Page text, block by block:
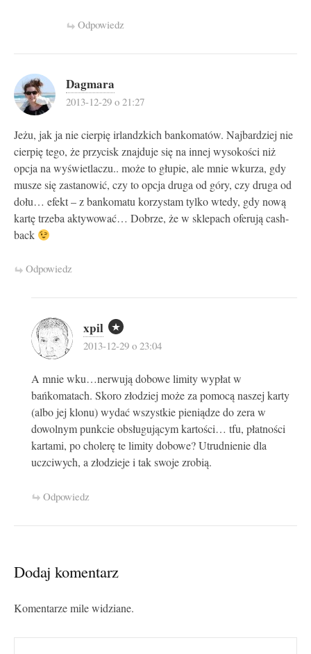
Odpowiedz
Dagmara
2013-12-29 o 21:27
Jeżu, jak ja nie cierpię irlandzkich bankomatów. Najbardziej nie
cierpię tego, że przycisk znajduje się na innej wysokości niż
opcja na wyświetlaczu.. może to głupie, ale mnie wkurza, gdy
musze się zastanowić, czy to opcja druga od góry, czy druga od
dołu… efekt – z bankomatu korzystam tylko wtedy, gdy nową
kartę trzeba aktywować… Dobrze, że w sklepach oferują cash-
back
Odpowiedz
xpil
2013-12-29 o 23:04
A mnie wku…nerwują dobowe limity wypłat w
bańkomatach. Skoro złodziej może za pomocą naszej karty
(albo jej klonu) wydać wszystkie pieniądze do zera w
dowolnym punkcie obsługującym kartości… tfu, płatności
kartami, po cholerę te limity dobowe? Utrudnienie dla
uczciwych, a złodzieje i tak swoje zrobią.
Odpowiedz
Dodaj komentarz
Komentarze mile widziane.